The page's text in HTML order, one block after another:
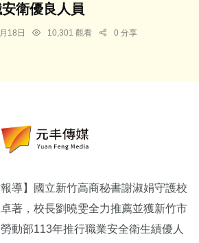
衛優良人員
18日 10,301 觀看 0 分享
報導】國立新竹高商秘書謝淑娟守護校
著，校長劉曉雯全力推薦並獲新竹市
動部113年推行職業安全衛生績優人